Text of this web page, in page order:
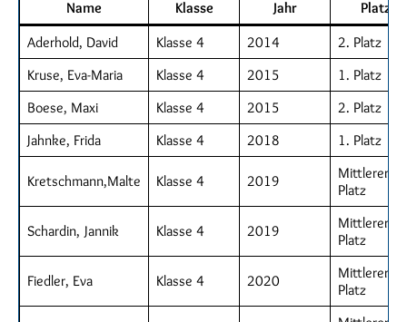
Name Klasse Jahr
Platz
Aderhold, David
Klasse 4 2014
2. Platz
Kruse, Eva-Maria
Klasse 4 2015
1. Platz
Boese, Maxi
Klasse 4 2015
2. Platz
Jahnke, Frida
Klasse 4 2018 1. Platz
Kretschmann,Malte Klasse 4 2019
Mittlerer
Platz
Schardin, Jannik Klasse 4 2019
Mittlerer
Platz
Fiedler, Eva Klasse 4 2020
Mittlerer
Platz